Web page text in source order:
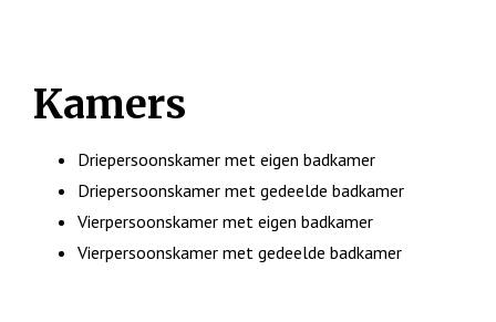
Kamers
Driepersoonskamer met eigen badkamer
Driepersoonskamer met gedeelde badkamer
Vierpersoonskamer met eigen badkamer
Vierpersoonskamer met gedeelde badkamer